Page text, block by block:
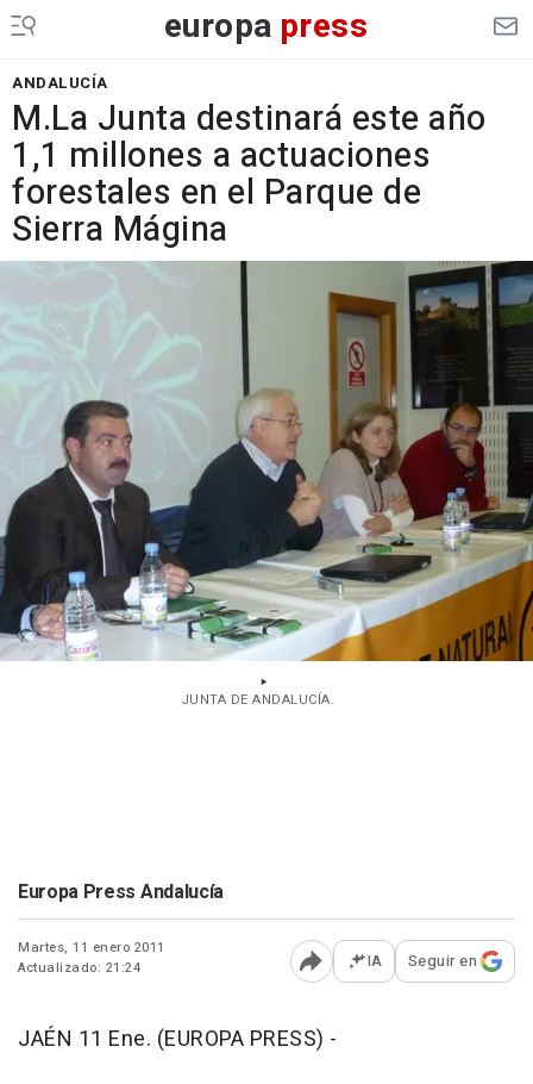
europa press
ANDALUCÍA
M.La Junta destinará este año
1,1 millones a actuaciones
forestales en el Parque de
Sierra Mágina
JUNTA DE ANDALUCÍA.
Europa Press Andalucía
Martes, 11 enero 2011
Actualizado: 21:24
Abrir opciones para
IA Seguir en
JAÉN 11 Ene. (EUROPA PRESS) -